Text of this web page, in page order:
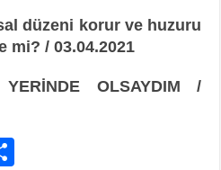
düzeni korur ve huzuru
mi? /03.04.2021
YERİNDE OLSAYDIM /